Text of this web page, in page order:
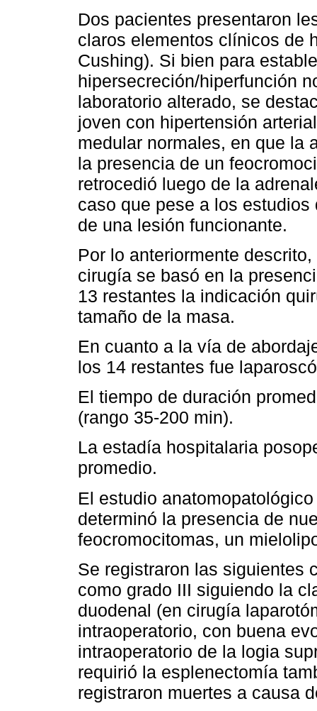
Dos pacientes presentaron
claros elementos clínicos de
Cushing). Si bien para
hipersecreción/hiperfunción
laboratorio alterado, se
joven con hipertensión
medular normales, en que la
la presencia de un
retrocedió luego de la
caso que pese a los
de una lesión funcionante.
Por lo anteriormente
cirugía se basó en la
13 restantes la indicación
tamaño de la masa.
En cuanto a la vía de
los 14 restantes fue
El tiempo de duración
(rango 35-200 min).
La estadía hospitalaria
promedio.
El estudio
determinó la presencia de
feocromocitomas, un
Se registraron las siguientes
como grado III siguiendo la
duodenal (en cirugía
intraoperatorio, con buena
intraoperatorio de la logia
requirió la esplenectomía
registraron muertes a causa